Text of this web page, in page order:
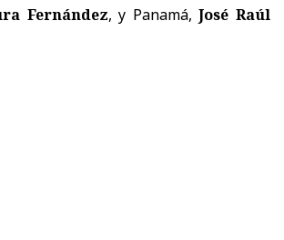
Fernández, y Panamá,José Raúl